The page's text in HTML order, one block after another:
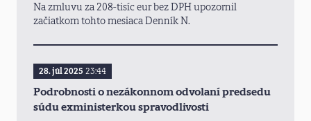
Na zmluvu za 208-tisíc eur bez DPH upozornil
začiatkom tohto mesiaca Denník N.
28. júl 2025 23:44
Podrobnosti o nezákonnom odvolaní predsedu
súdu exministerkou spravodlivosti